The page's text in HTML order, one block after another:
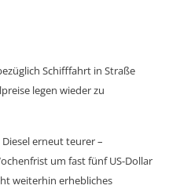
Schifffahrt in Straße
legen wieder zu
erneut teurer –
um fast fünf US-Dollar
weiterhin erhebliches